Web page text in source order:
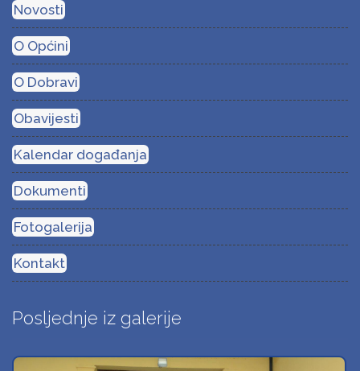
Novosti
O Općini
O Dobravi
Obavijesti
Kalendar događanja
Dokumenti
Fotogalerija
Kontakt
Posljednje iz galerije